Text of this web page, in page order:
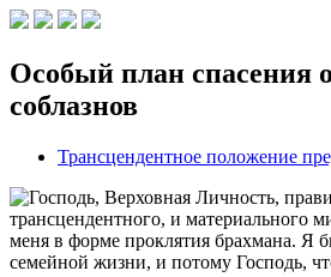
Особый план спасения
соблазнов
Трансцендентное положение